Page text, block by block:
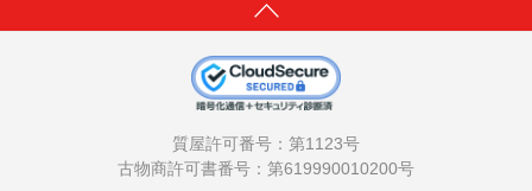
質屋許可番号：第1123号
古物商許可書番号：第619990010200号